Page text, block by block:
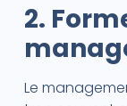
2.
Le